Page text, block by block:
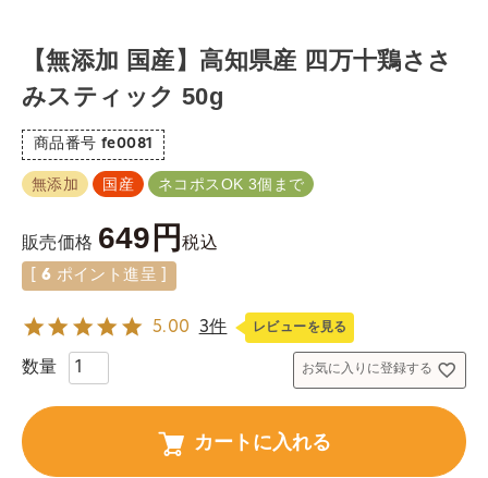
【無添加 国産】高知県産 四万十鶏ささ
みスティック 50g
商品番号 fe0081
無添加 国産 ネコポスOK 3個まで
販売価格 649 税込
6 ポイント進呈 ]
5.00 3件 レビューを見る
お気に入りに登録する
カートに入れる